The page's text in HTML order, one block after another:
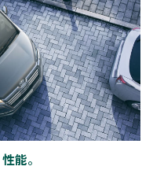
能。